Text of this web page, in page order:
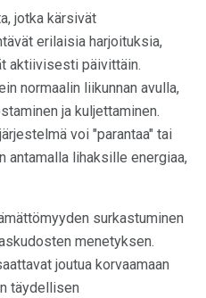
jotka kärsivät
erilaisia ​​harjoituksia,
aktiivisesti päivittäin.
normaalin liikunnan avulla,
ja kuljettaminen.
voi "parantaa" tai
antamalla lihaksille energiaa,
surkastuminen
menetyksen.
joutua korvaamaan
täydellisen